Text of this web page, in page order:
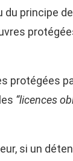
principe
protégées
“licences
si un